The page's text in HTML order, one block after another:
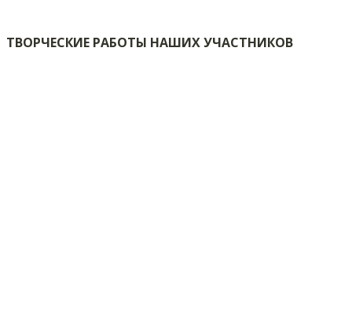
ТВОРЧЕСКИЕ РАБОТЫ НАШИХ УЧАСТНИКОВ